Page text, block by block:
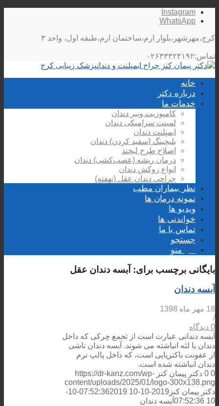
Instagram
WhatsApp
کرج،مهرشهر،بلوار ارم،ساختمان ارم،طبقه اول، واحد ۳
تماس:۰۲۶۳۳۳۲۴۱۹۲
خانه
درباره دکتر
خدمات ما
کامپوزیت ونیر دندان
لمینت سرامیکی دندان
ایمپلنت دندان
بلیچینگ (سفید کردن) دندان
اصلاح طرح لبخند
درمان ریشه (عصب‌کشی) دندان
انواع روکش دندان
جراحی دندان عقل (نهفته)
نظر بیماران مطب
نمونه درمان ها
ویدیو ها
خواندنی ها
تماس با ما
جستجو
منو منو
بایگانی برچسب برای: آبسه دندان عقل
آبسه دندان
18 مهر ماه 1398
/
0 دیدگاه
آبسه دندانی عبارت است از تجمع چرکی که داخل
دندان یا لثه انباشته می شوند. آبسه دندان ناشی
از عفونت باکتریایی است، که داخل پالپ نرم
دندان انباشته شده است.
0
0 دکتر پیمان کنز https://dr-kanz.com/wp-
content/uploads/2025/01/logo-300x138.png
دکتر پیمان کنز 2019-10-10 07:52:36
2019-10-
10 07:52:36
آبسه دندان